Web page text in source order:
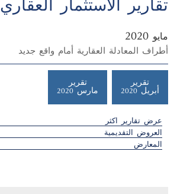
تقارير الاستثمار العقاري
مايو 2020
أطراف المعادلة العقارية أمام واقع جديد
تقرير
أبريل 2020
تقرير
مارس 2020
عرض تقارير اكثر
العروض التقديمية
المعارض